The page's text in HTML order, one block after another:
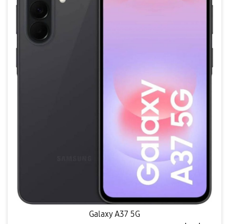
Galaxy A37 5G